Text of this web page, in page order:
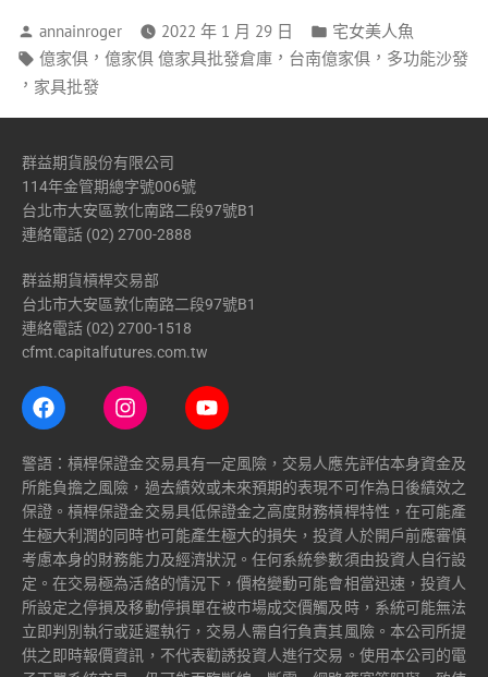
annainroger 2022 年 1 月 29 日
宅女美人魚
億家俱 ， 億家俱 億家具批發倉庫 ， 台南億家俱 ， 多功能沙發
， 家具批發
群益期貨股份有限公司
114年金管期總字號006號
台北市大安區敦化南路二段97號B1
連絡電話 (02) 2700-2888
群益期貨槓桿交易部
台北市大安區敦化南路二段97號B1
連絡電話 (02) 2700-1518
cfmt.capitalfutures.com.tw
警語：槓桿保證金交易具有一定風險，交易人應先評估本身資金及
所能負擔之風險，過去績效或未來預期的表現不可作為日後績效之
保證。槓桿保證金交易具低保證金之高度財務槓桿特性，在可能產
生極大利潤的同時也可能產生極大的損失，投資人於開戶前應審慎
考慮本身的財務能力及經濟狀況。任何系統參數須由投資人自行設
定。在交易極為活絡的情況下，價格變動可能會相當迅速，投資人
所設定之停損及移動停損單在被市場成交價觸及時，系統可能無法
立即判別執行或延遲執行，交易人需自行負責其風險。本公司所提
供之即時報價資訊，不代表勸誘投資人進行交易。使用本公司的電